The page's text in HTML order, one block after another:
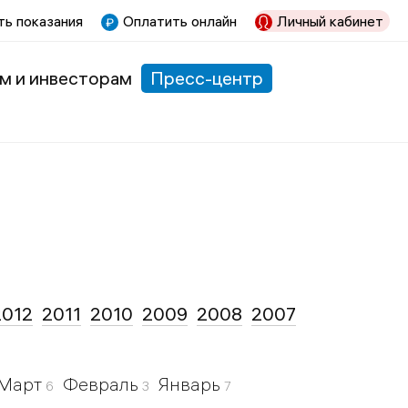
показания Оплатить онлайн Личный кабинет
и инвесторам
Пресс-центр
6 Февраль 3 Январь 7
2011 2010 2009 2008 2007